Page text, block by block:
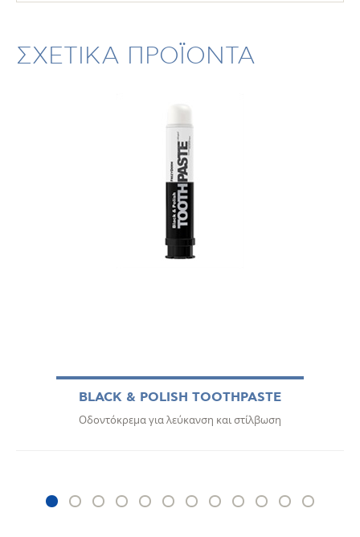
ΣΧΕΤΙΚΑ ΠΡΟΪΟΝΤΑ
BLACK & POLISH TOOTHPASTE
Οδοντόκρεμα για λεύκανση και στίλβωση